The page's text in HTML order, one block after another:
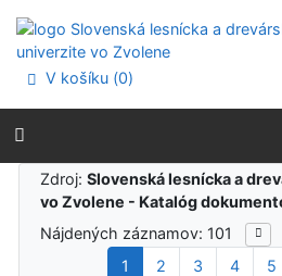
Prejsť na menu
Prehlásenie o webovej
V košíku (0)
Výsledky
Zdroj:Slovenská lesnícka a
vo Zvolene - Katalóg
Nájdených záznamov: 101
1
2 3 4 5